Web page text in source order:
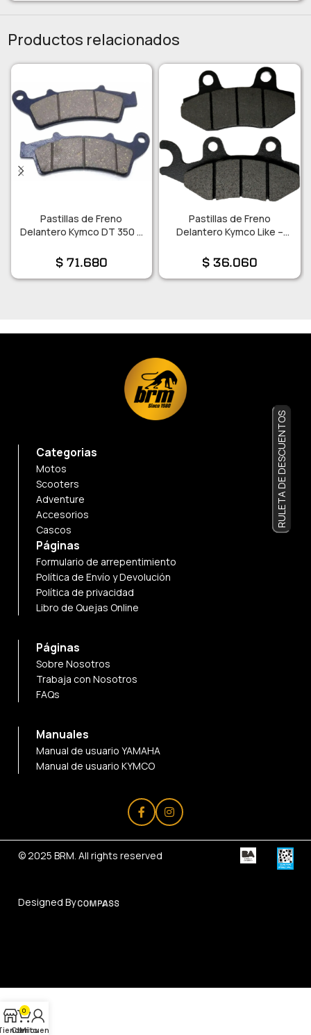
Productos relacionados
Pastillas de Freno
Delantero Kymco DT 350 –
$71.680
Pastillas de Freno
Delantero Kymco Like –
$36.060
Categorias
Motos
Scooters
Adventure
Accesorios
Cascos
Páginas
Formulario de arrepentimiento
Política de Envío y Devolución
Política de privacidad
Libro de Quejas Online
Páginas
Sobre Nosotros
Trabaja con Nosotros
FAQs
Manuales
Manual de usuario YAMAHA
Manual de usuario KYMCO
© 2025 BRM . All rights reserved
Designed By
RULETA DE DESCUENTOS
0
Carrito
Mi cuenta